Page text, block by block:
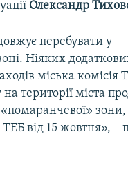
Олександр
перебувати у
Ніяких
міська комісія
території міста
зони,
від 15 жовтня», –